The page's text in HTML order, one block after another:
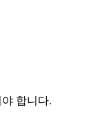
합니다.